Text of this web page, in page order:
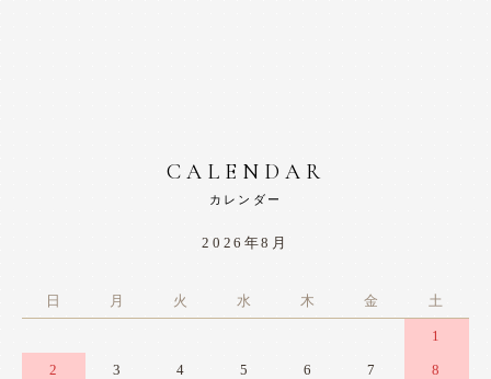
CALENDAR
カレンダー
2026年8月
日 月 火 水 木 金 土
1
2 3 4 5 6 7 8